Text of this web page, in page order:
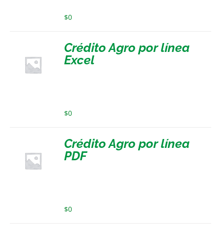
$0
Crédito Agro por línea
Excel
$0
Crédito Agro por línea
PDF
$0